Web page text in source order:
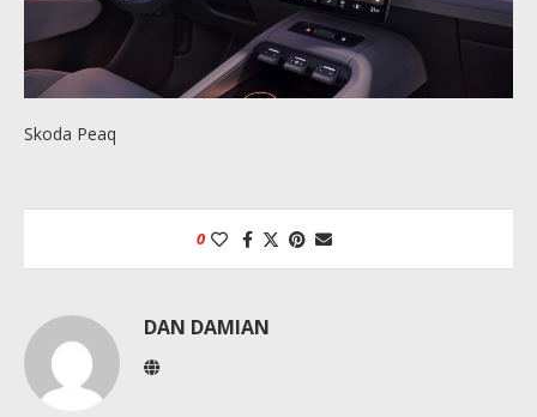
Skoda Peaq
0
DAN DAMIAN